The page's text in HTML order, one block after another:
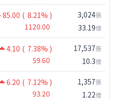
85.00 ( 8.21% )
1120.00
3,024張
33.19億
4.10 ( 7.38% )
59.60
17,537張
10.3億
6.20 ( 7.12% )
93.20
1,357張
1.22億